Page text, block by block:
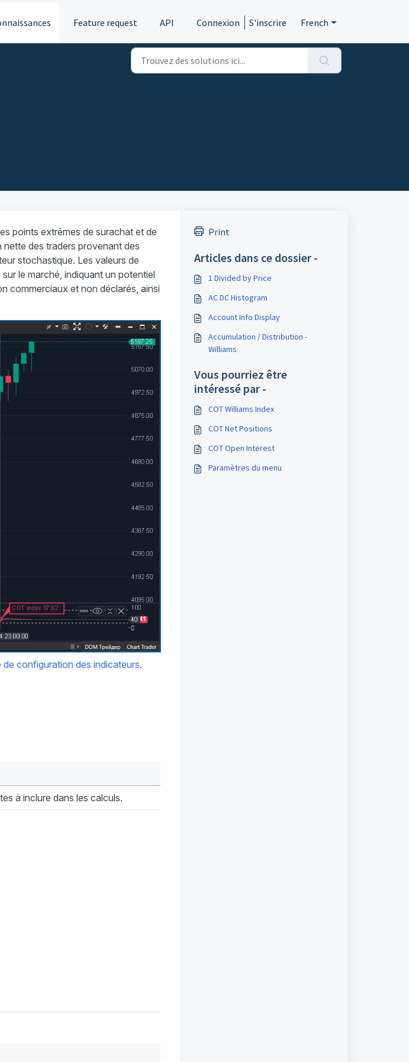
Feature request API Connexion S'inscrire French
points extrêmes de surachat et de
des traders provenant des
stochastique. Les valeurs de
le marché, indiquant un potentiel
commerciaux et non déclarés, ainsi
de configuration des indicateurs.
à inclure dans les calculs.
Print
Articles dans ce dossier -
1 Divided by Price
AC DC Histogram
Account Info Display
Accumulation / Distribution -
Williams
Vous pourriez être
intéressé par -
COT Williams Index
COT Net Positions
COT Open Interest
Paramètres du menu